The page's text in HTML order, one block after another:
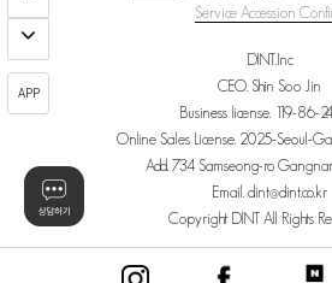
APP
Service Accession
DINT.Inc
CEO. Shin Soo Jin
Business license. 119-86-
Online Sales License. 2025-Seoul-
Add. 734 Samseong-ro
Email. dint@dint.co.kr
Copyright DINT All Rights